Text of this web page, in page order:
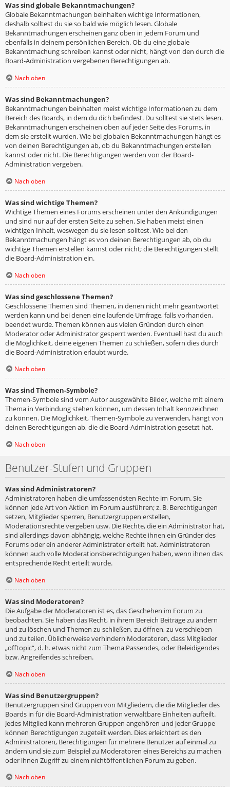
Was sind globale Bekanntmachungen?
Globale Bekanntmachungen beinhalten wichtige Informationen,
deshalb solltest du sie so bald wie möglich lesen. Globale
Bekanntmachungen erscheinen ganz oben in jedem Forum und
ebenfalls in deinem persönlichen Bereich. Ob du eine globale
Bekanntmachung schreiben kannst oder nicht, hängt von den durch die
Board-Administration vergebenen Berechtigungen ab.
Nach oben
Was sind Bekanntmachungen?
Bekanntmachungen beinhalten meist wichtige Informationen zu dem
Bereich des Boards, in dem du dich befindest. Du solltest sie stets lesen.
Bekanntmachungen erscheinen oben auf jeder Seite des Forums, in
dem sie erstellt wurden. Wie bei globalen Bekanntmachungen hängt es
von deinen Berechtigungen ab, ob du Bekanntmachungen erstellen
kannst oder nicht. Die Berechtigungen werden von der Board-
Administration vergeben.
Nach oben
Was sind wichtige Themen?
Wichtige Themen eines Forums erscheinen unter den Ankündigungen
und sind nur auf der ersten Seite zu sehen. Sie haben meist einen
wichtigen Inhalt, weswegen du sie lesen solltest. Wie bei den
Bekanntmachungen hängt es von deinen Berechtigungen ab, ob du
wichtige Themen erstellen kannst oder nicht; die Berechtigungen stellt
die Board-Administration ein.
Nach oben
Was sind geschlossene Themen?
Geschlossene Themen sind Themen, in denen nicht mehr geantwortet
werden kann und bei denen eine laufende Umfrage, falls vorhanden,
beendet wurde. Themen können aus vielen Gründen durch einen
Moderator oder Administrator gesperrt werden. Eventuell hast du auch
die Möglichkeit, deine eigenen Themen zu schließen, sofern dies durch
die Board-Administration erlaubt wurde.
Nach oben
Was sind Themen-Symbole?
Themen-Symbole sind vom Autor ausgewählte Bilder, welche mit einem
Thema in Verbindung stehen können, um dessen Inhalt kennzeichnen
zu können. Die Möglichkeit, Themen-Symbole zu verwenden, hängt von
deinen Berechtigungen ab, die die Board-Administration gesetzt hat.
Nach oben
Benutzer-Stufen und Gruppen
Was sind Administratoren?
Administratoren haben die umfassendsten Rechte im Forum. Sie
können jede Art von Aktion im Forum ausführen; z. B. Berechtigungen
setzen, Mitglieder sperren, Benutzergruppen erstellen,
Moderationsrechte vergeben usw. Die Rechte, die ein Administrator hat,
sind allerdings davon abhängig, welche Rechte ihnen ein Gründer des
Forums oder ein anderer Administrator erteilt hat. Administratoren
können auch volle Moderationsberechtigungen haben, wenn ihnen das
entsprechende Recht erteilt wurde.
Nach oben
Was sind Moderatoren?
Die Aufgabe der Moderatoren ist es, das Geschehen im Forum zu
beobachten. Sie haben das Recht, in ihrem Bereich Beiträge zu ändern
und zu löschen und Themen zu schließen, zu öffnen, zu verschieben
und zu teilen. Üblicherweise verhindern Moderatoren, dass Mitglieder
„offtopic“, d. h. etwas nicht zum Thema Passendes, oder Beleidigendes
bzw. Angreifendes schreiben.
Nach oben
Was sind Benutzergruppen?
Benutzergruppen sind Gruppen von Mitgliedern, die die Mitglieder des
Boards in für die Board-Administration verwaltbare Einheiten aufteilt.
Jedes Mitglied kann mehreren Gruppen angehören und jeder Gruppe
können Berechtigungen zugeteilt werden. Dies erleichtert es den
Administratoren, Berechtigungen für mehrere Benutzer auf einmal zu
ändern und sie zum Beispiel zu Moderatoren eines Bereichs zu machen
oder ihnen Zugriff zu einem nichtöffentlichen Forum zu geben.
Nach oben